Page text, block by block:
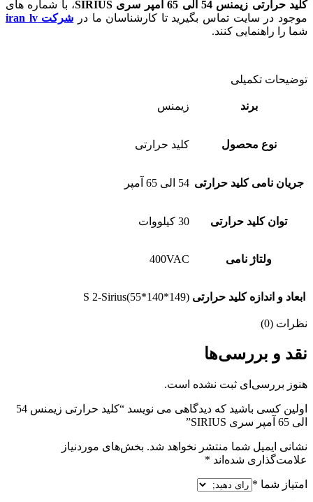
کلید حرارتی زیمنس 54 الی 65 آمپر سری SIRIUS
، با شماره های
موجود در سایت تماس بگیرید تا کارشناسان ما در شرکت iran lv
شما را راهنمایی کنند.
توضیحات تکمیلی
برند زیمنس
نوع محصول کلید حرارتی
جریان نامی کلید حرارتی 54 الی 65 آمپر
توان کلید حرارتی 30 کیلووات
ولتاژ نامی 400VAC
ابعاد و اندازه کلید حرارتی S 2-Sirius(55*140*149)
نظرات (0)
نقد و بررسی‌ها
هنوز بررسی‌ای ثبت نشده است.
اولین کسی باشید که دیدگاهی می نویسد “کلید حرارتی زیمنس 54
الی 65 آمپر سری SIRIUS”
نشانی ایمیل شما منتشر نخواهد شد. بخش‌های موردنیاز
علامت‌گذاری شده‌اند *
امتیاز شما *